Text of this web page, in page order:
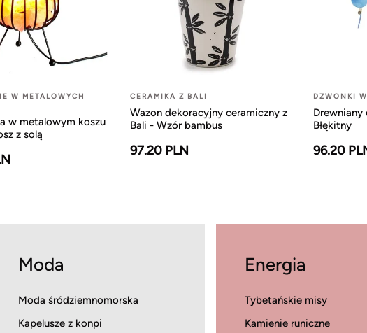
W METALOWYCH
w metalowym koszu
z solą
CERAMIKA Z BALI
Wazon dekoracyjny ceramiczny z
Bali - Wzór bambus
97.20 PLN
DZWONKI
Błękitny
96.20
Moda
Moda śródziemnomorska
Kapelusze z konpi
Energia
Tybetańskie misy
Kamienie runiczne